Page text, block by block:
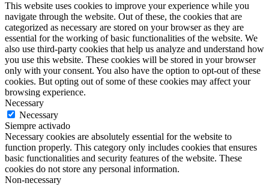
This website uses cookies to improve your experience while you
navigate through the website. Out of these, the cookies that are
categorized as necessary are stored on your browser as they are
essential for the working of basic functionalities of the website. We
also use third-party cookies that help us analyze and understand how
you use this website. These cookies will be stored in your browser
only with your consent. You also have the option to opt-out of these
cookies. But opting out of some of these cookies may affect your
browsing experience.
Necessary
Necessary
Siempre activado
Necessary cookies are absolutely essential for the website to
function properly. This category only includes cookies that ensures
basic functionalities and security features of the website. These
cookies do not store any personal information.
Non-necessary